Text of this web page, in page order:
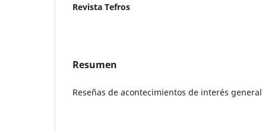
Revista Tefros
Resumen
Reseñas de acontecimientos de interés general